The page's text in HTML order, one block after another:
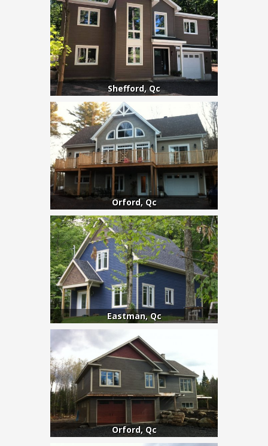
Shefford, Qc
Orford, Qc
Eastman, Qc
Orford, Qc